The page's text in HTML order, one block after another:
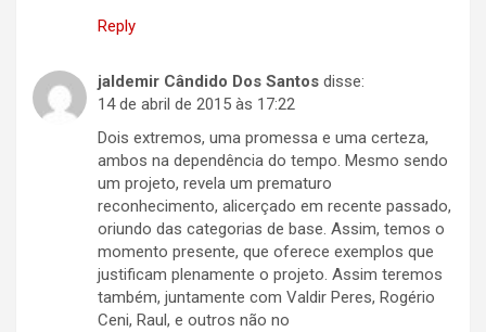
Reply
jaldemir Cândido Dos Santos disse:
14 de abril de 2015 às 17:22
Dois extremos, uma promessa e uma certeza,
ambos na dependência do tempo. Mesmo sendo
um projeto, revela um prematuro
reconhecimento, alicerçado em recente passado,
oriundo das categorias de base. Assim, temos o
momento presente, que oferece exemplos que
justificam plenamente o projeto. Assim teremos
também, juntamente com Valdir Peres, Rogério
Ceni, Raul, e outros não no